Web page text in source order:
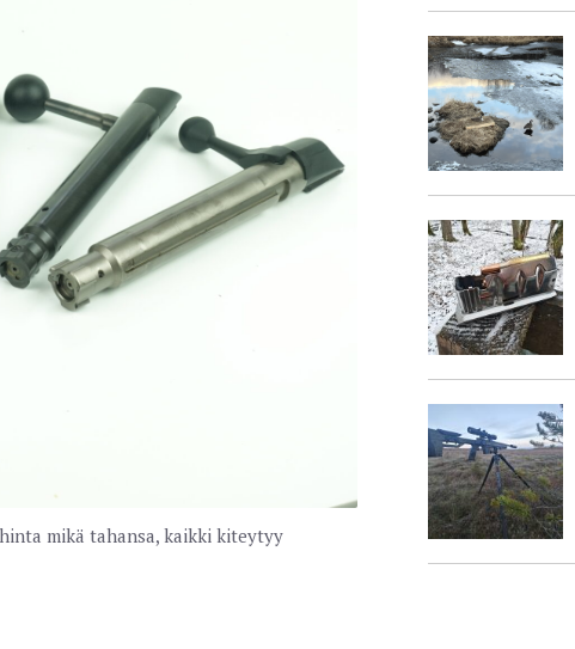
mikä tahansa, kaikki kiteytyy